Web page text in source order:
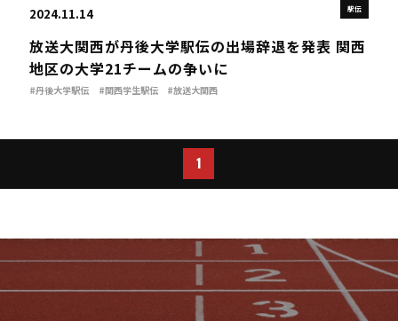
駅伝
2024.11.14
放送大関西が丹後大学駅伝の出場辞退を発表 関西
地区の大学21チームの争いに
#丹後大学駅伝 #関西学生駅伝 #放送大関西
1